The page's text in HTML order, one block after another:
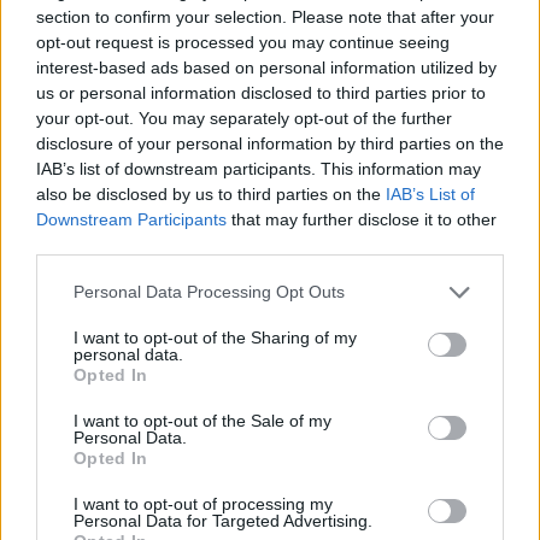
section to confirm your selection. Please note that after your
opt-out request is processed you may continue seeing
interest-based ads based on personal information utilized by
us or personal information disclosed to third parties prior to
your opt-out. You may separately opt-out of the further
disclosure of your personal information by third parties on the
IAB’s list of downstream participants. This information may
also be disclosed by us to third parties on the IAB’s List of
Downstream Participants that may further disclose it to other
Personal Data Processing Opt Outs
I want to opt-out of the Sharing of my
personal data.
Opted In
I want to opt-out of the Sale of my
Personal Data.
Opted In
I want to opt-out of processing my
Personal Data for Targeted Advertising.
köper ett fat – men inte den här veckan. All öl som jag
sålt har jag sålt för att folk tagit kontakt med mig.
Det är ett väldigt trevligt sätt att få jobba: att inte
behöva jaga utan att bli jagad i stället.